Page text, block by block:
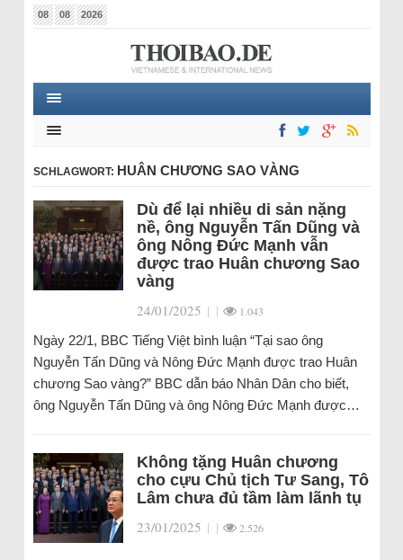
08 08 2026
SCHLAGWORT: HUÂN CHƯƠNG SAO VÀNG
Dù để lại nhiều di sản nặng
nề, ông Nguyễn Tấn Dũng và
ông Nông Đức Mạnh vẫn
được trao Huân chương Sao
vàng
24/01/2025 | | 1.043
Ngày 22/1, BBC Tiếng Việt bình luận “Tại sao ông
Nguyễn Tấn Dũng và Nông Đức Mạnh được trao Huân
chương Sao vàng?” BBC dẫn báo Nhân Dân cho biết,
ông Nguyễn Tấn Dũng và ông Nông Đức Mạnh được…
Không tặng Huân chương
cho cựu Chủ tịch Tư Sang, Tô
Lâm chưa đủ tầm làm lãnh tụ
23/01/2025 | | 2.526